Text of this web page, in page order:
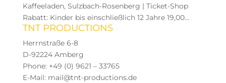
Kaffeeladen, Sulzbach-Rosenberg | Ticket-Shop
Rabatt: Kinder bis einschließlich 12 Jahre 19,00...
TNT PRODUCTIONS
Herrnstraße 6-8
D-92224 Amberg
Phone: +49 (0) 9621 – 33765
E-Mail: mail@tnt-productions.de